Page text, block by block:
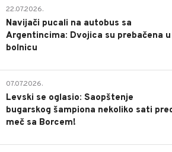
22.07.2026.
Navijači pucali na autobus sa
Argentincima: Dvojica su prebačena u
bolnicu
07.07.2026.
Levski se oglasio: Saopštenje
bugarskog šampiona nekoliko sati
meč sa Borcem!